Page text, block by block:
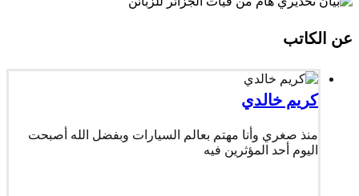
عن الكاتب
كريم خالدي
منذ صغري وأنا مهتم بعالم السيارات وبفضل الله أصبحت
اليوم أحد المؤثرين فيه